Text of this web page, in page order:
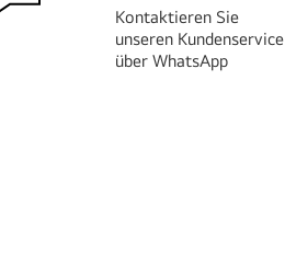
Kontaktieren Sie
unseren Kundenservice
über WhatsApp